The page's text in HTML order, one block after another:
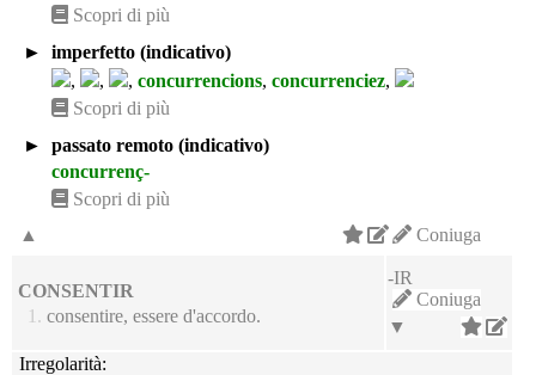
Scopri di più
►
imperfetto (indicativo)
,
, , concurrencions, concurrenciez,
Scopri di più
►
passato remoto (indicativo)
concurrenç-
Scopri di più
Coniuga
▲
CONSENTIR
1. consentire, essere d'accordo.
-IR
Coniuga
▼
Irregolarità: